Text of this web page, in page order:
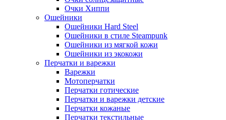
Очки Хиппи
Ошейники
Ошейники Hard Steel
Ошейники в стиле Steampunk
Ошейники из мягкой кожи
Ошейники из экокожи
Перчатки и варежки
Варежки
Мотоперчатки
Перчатки готические
Перчатки и варежки детские
Перчатки кожаные
Перчатки текстильные